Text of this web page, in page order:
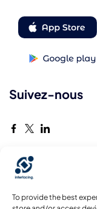
To provide the best
Suivez-nous
© Interfacing: All
vorbehalten,